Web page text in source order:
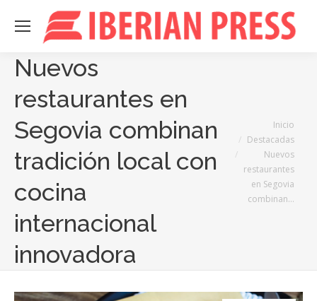
Nuevos
restaurantes en
Segovia combinan
tradición local con
cocina
internacional
innovadora
Inicio
Destacadas
Nuevos
restaurantes
en Segovia
combinan…